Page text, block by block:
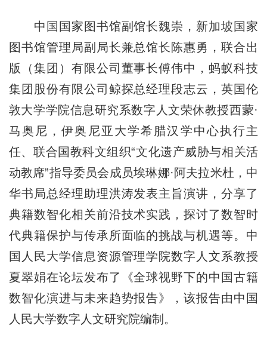
中国国家图书馆副馆长魏崇，新加坡国家
图书馆管理局副局长兼总馆长陈惠勇，联合出
版（集团）有限公司董事长傅伟中，蚂蚁科技
集团股份有限公司鲸探总经理段志云，英国伦
敦大学学院信息研究系数字人文荣休教授西蒙·
马奥尼，伊奥尼亚大学希腊汉学中心执行主
任、联合国教科文组织“文化遗产威胁与相关活
动教席”指导委员会成员埃琳娜·阿夫拉米杜，中
华书局总经理助理洪涛发表主旨演讲，分享了
典籍数智化相关前沿技术实践，探讨了数智时
代典籍保护与传承所面临的挑战与机遇等。中
国人民大学信息资源管理学院数字人文系教授
夏翠娟在论坛发布了《全球视野下的中国古籍
数智化演进与未来趋势报告》，该报告由中国
人民大学数字人文研究院编制。